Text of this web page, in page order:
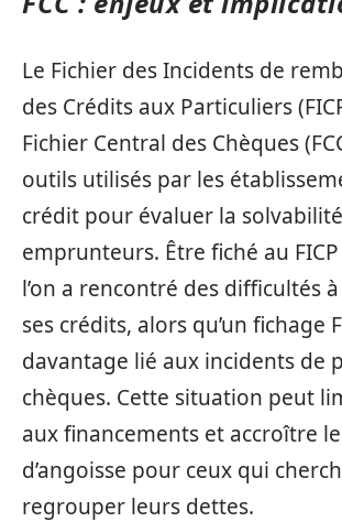
Le Fichier des Incidents de
des Crédits aux Particuliers
Fichier Central des Chèques
outils utilisés par les
crédit pour évaluer la
emprunteurs. Être fiché au
l’on a rencontré des difficultés
ses crédits, alors qu’un fichage
davantage lié aux incidents de
chèques. Cette situation peut
aux financements et accroître
d’angoisse pour ceux qui
regrouper leurs dettes.